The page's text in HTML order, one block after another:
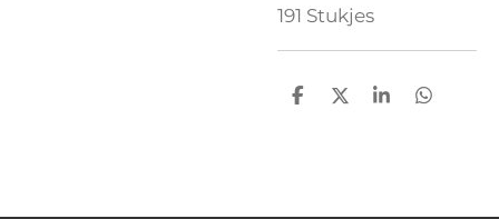
191 Stukjes
D
D
S
D